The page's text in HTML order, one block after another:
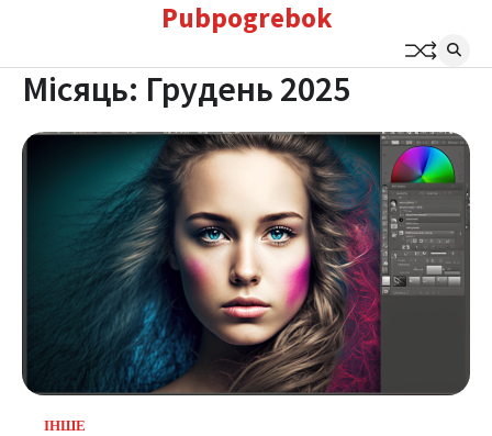
вмісту
Pubpogrebok
Місяць: Грудень 2025
ІНШЕ